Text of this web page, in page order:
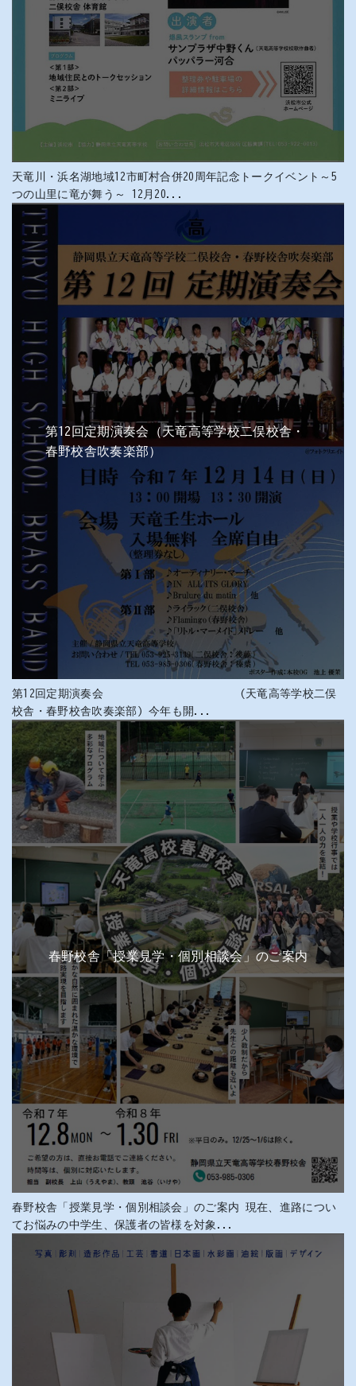
天竜川・浜名湖地域12市町村合併20周年記念トークイベント～5
つの山里に竜が舞う～ 12月20...
第12回定期演奏会（天竜高等学校二俣校舎・
春野校舎吹奏楽部）
第12回定期演奏会 (天竜高等学校二俣
校舎・春野校舎吹奏楽部) 今年も開...
春野校舎「授業見学・個別相談会」のご案内
春野校舎「授業見学・個別相談会」のご案内 現在、進路につい
てお悩みの中学生、保護者の皆様を対象...